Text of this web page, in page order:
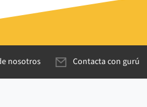
nosotros Contacta con gurú